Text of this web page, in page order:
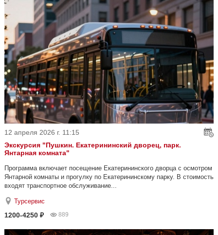
12 апреля 2026 г. 11:15
Экскурсия "Пушкин. Екатерининский дворец, парк.
Янтарная комната"
Программа включает посещение Екатерининского дворца с осмотром
Янтарной комнаты и прогулку по Екатерининскому парку. В стоимость
входят транспортное обслуживание...
Турсервис
1200-4250 ₽ 889